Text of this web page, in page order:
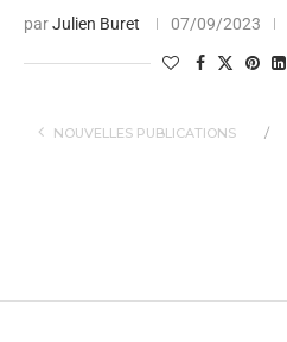
parJulien Buret 07/09/2023
NOUVELLES PUBLICATIONS